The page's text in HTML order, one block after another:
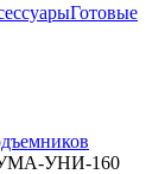
Готовые
УНИ-160